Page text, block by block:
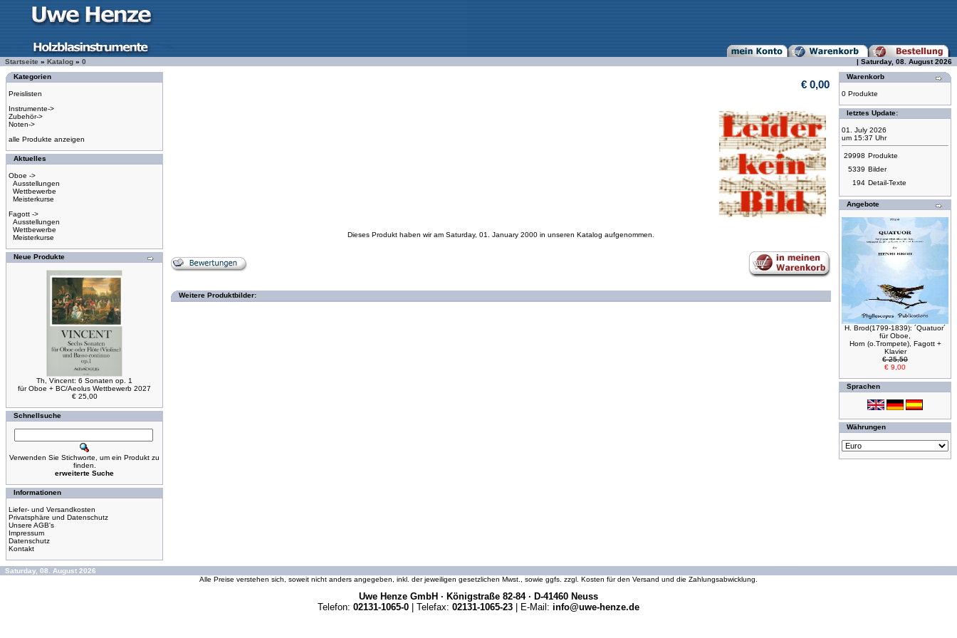
Startseite » Katalog » 0
| Saturday, 08. August 2026
Kategorien
Preislisten
Instrumente->
Zubehör->
Noten->
alle Produkte anzeigen
Aktuelles
Oboe ->
Ausstellungen
Wettbewerbe
Meisterkurse
Fagott ->
Ausstellungen
Wettbewerbe
Meisterkurse
Neue Produkte
Th, Vincent: 6 Sonaten op. 1
für Oboe + BC/Aeolus Wettbewerb 2027
€ 25,00
Schnellsuche
Verwenden Sie Stichworte, um ein Produkt zu
finden.
erweiterte Suche
Informationen
Liefer- und Versandkosten
Privatsphäre und Datenschutz
Unsere AGB's
Impressum
Datenschutz
Kontakt
€ 0,00
Dieses Produkt haben wir am Saturday, 01. January 2000 in unseren Katalog aufgenommen.
Weitere Produktbilder:
Warenkorb
0 Produkte
letztes Update:
01. July 2026
um 15:37 Uhr
29998 Produkte
5339 Bilder
194 Detail-Texte
Angebote
H. Brod(1799-1839): ´Quatuor´
für Oboe,
Horn (o.Trompete), Fagott +
Klavier
€ 25,50
€ 9,00
Sprachen
Währungen
Saturday, 08. August 2026
Alle Preise verstehen sich, soweit nicht anders angegeben, inkl. der jeweiligen gesetzlichen Mwst., sowie ggfs. zzgl. Kosten für den Versand und die Zahlungsabwicklung.
Uwe Henze GmbH · Königstraße 82-84 · D-41460 Neuss
Telefon: 02131-1065-0 | Telefax: 02131-1065-23 | E-Mail: info@uwe-henze.de